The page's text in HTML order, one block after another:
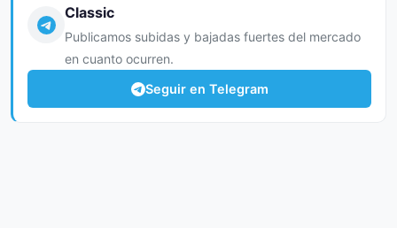
Classic
Publicamos subidas y bajadas fuertes del mercado
en cuanto ocurren.
Seguir en Telegram